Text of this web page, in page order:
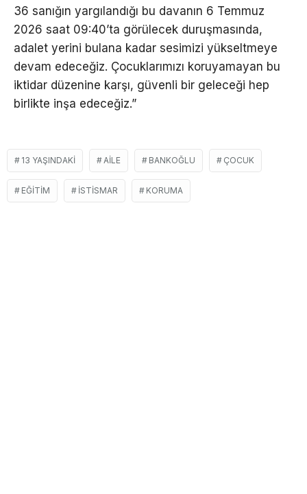
36 sanığın yargılandığı bu davanın 6 Temmuz
2026 saat 09:40’ta görülecek duruşmasında,
adalet yerini bulana kadar sesimizi yükseltmeye
devam edeceğiz. Çocuklarımızı koruyamayan bu
iktidar düzenine karşı, güvenli bir geleceği hep
birlikte inşa edeceğiz.”
13 YAŞINDAKI AILE BANKOĞLU ÇOCUK
EĞITIM İSTISMAR KORUMA